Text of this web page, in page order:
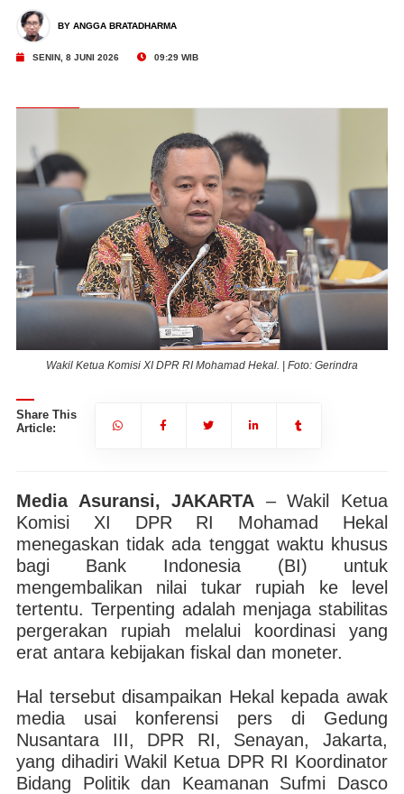
BY ANGGA BRATADHARMA
SENIN, 8 JUNI 2026 09:29 WIB
Wakil Ketua Komisi XI DPR RI Mohamad Hekal. | Foto: Gerindra
Share This
Article:
Media Asuransi, JAKARTA – Wakil Ketua
Komisi XI DPR RI Mohamad Hekal
menegaskan tidak ada tenggat waktu khusus
bagi Bank Indonesia (BI) untuk
mengembalikan nilai tukar rupiah ke level
tertentu. Terpenting adalah menjaga stabilitas
pergerakan rupiah melalui koordinasi yang
erat antara kebijakan fiskal dan moneter.
Hal tersebut disampaikan Hekal kepada awak
media usai konferensi pers di Gedung
Nusantara III, DPR RI, Senayan, Jakarta,
yang dihadiri Wakil Ketua DPR RI Koordinator
Bidang Politik dan Keamanan Sufmi Dasco